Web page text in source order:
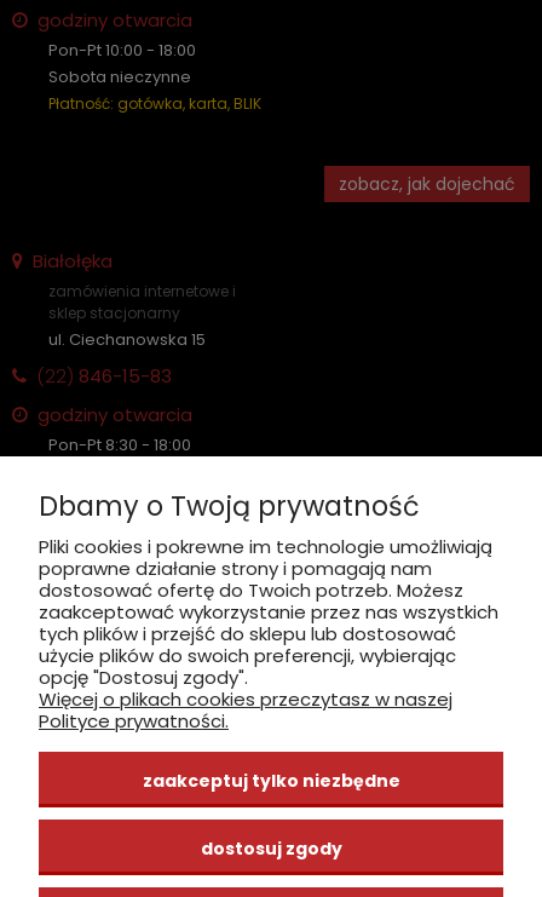
godziny otwarcia
Pon-Pt 10:00 - 18:00
Sobota nieczynne
Płatność: gotówka, karta, BLIK
zobacz, jak dojechać
Białołęka
zamówienia internetowe i
sklep stacjonarny
ul. Ciechanowska 15
(22) 846-15-83
godziny otwarcia
Pon-Pt 8:30 - 18:00
Płatność: gotówka, karta, BLIK
zobacz, jak dojechać
INFORMACJE
ZAKUPY
CENTRUM WIEDZY
Dbamy o Twoją prywatność
Pliki cookies i pokrewne im technologie umożliwiają
poprawne działanie strony i pomagają nam
dostosować ofertę do Twoich potrzeb. Możesz
zaakceptować wykorzystanie przez nas wszystkich
tych plików i przejść do sklepu lub dostosować
użycie plików do swoich preferencji, wybierając
opcję "Dostosuj zgody".
Więcej o plikach cookies przeczytasz w naszej
Polityce prywatności.
zaakceptuj tylko niezbędne
dostosuj zgody